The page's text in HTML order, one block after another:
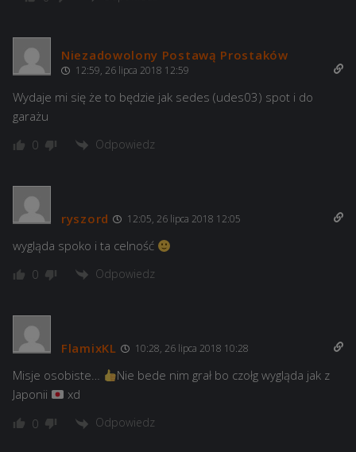
Niezadowolony Postawą Prostaków
12:59, 26 lipca 2018 12:59
Wydaje mi się że to będzie jak sedes (udes03) spot i do
garażu
0 Odpowiedz
ryszord 12:05, 26 lipca 2018 12:05
wygląda spoko i ta celność
0 Odpowiedz
FlamixKL 10:28, 26 lipca 2018 10:28
Misje osobiste…
Nie bede nim grał bo czołg wygląda jak z
Japonii
xd
0 Odpowiedz